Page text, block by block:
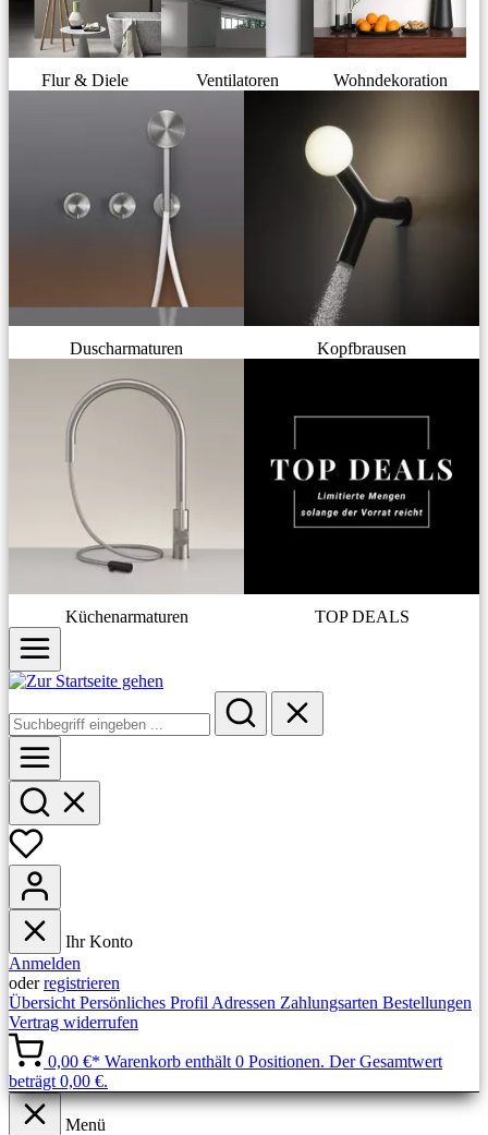
Flur & Diele Ventilatoren Wohndekoration
Duscharmaturen Kopfbrausen
Küchenarmaturen TOP DEALS
Ihr Konto
Anmelden
oderregistrieren
Übersicht Persönliches Profil Adressen Zahlungsarten Bestellungen
Vertrag widerrufen
0,00 €* Warenkorb enthält 0 Positionen. Der Gesamtwert
beträgt 0,00 €.
Menü